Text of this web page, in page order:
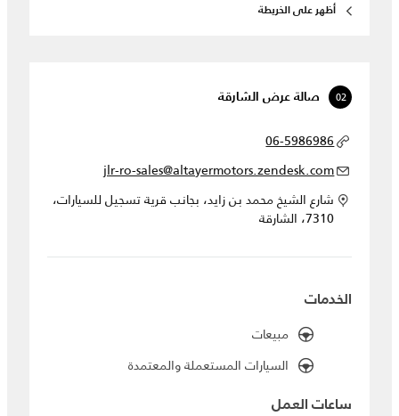
أظهر على الخريطة
02 صالة عرض الشارقة
06-5986986
jlr-ro-sales@altayermotors.zendesk.com
شارع الشيخ محمد بن زايد، بجانب قرية تسجيل للسيارات،
7310، الشارقة
الخدمات
مبيعات
السيارات المستعملة والمعتمدة
ساعات العمل